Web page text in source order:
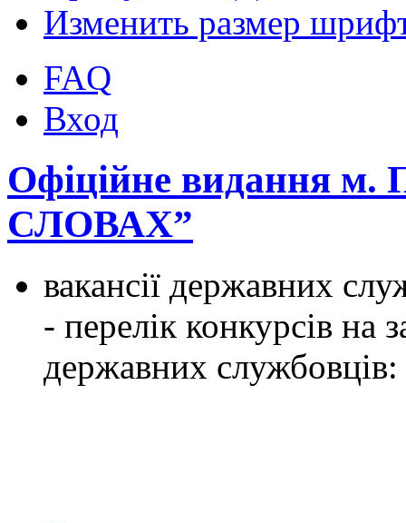
Изменить размер
FAQ
Вход
Офіційне видання
СЛОВАХ”
вакансії державних
- перелік конкурсів на
державних службовців: